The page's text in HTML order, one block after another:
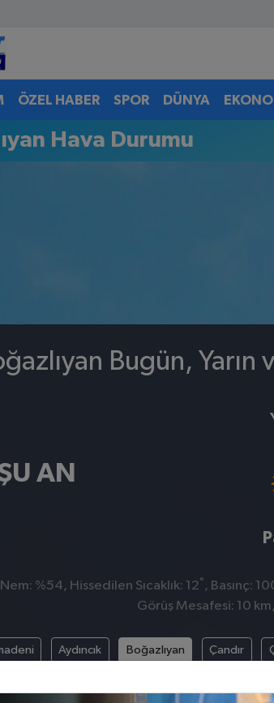
ÖZEL HABER SPOR DÜNYA
Hava Durumu
Bugün,
AN
Nem: %54, Hissedilen Sıcaklık: 12° , Basınç:
Görüş Mesafesi: 10
Aydıncık Boğazlıyan Çandır